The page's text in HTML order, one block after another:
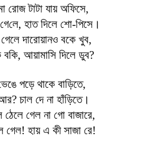
রোজ টাটা যায় অফিসে,
গেলে, হাত দিলে শো-পিসে।
দারোয়ানও বকে খুব,
আয়ামাসি দিলে ডুব?
পড়ে থাকে বাড়িতে,
চাল দে না হাঁড়িতে।
ঠেলে গেল না গো বাজারে,
গেল! হায় এ কী সাজা রে!